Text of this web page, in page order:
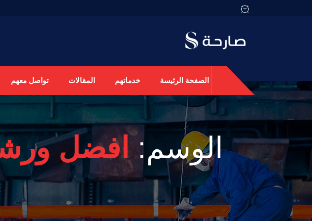
الصفحة الرئيسة خدماتهم المقالات تواصل معهم
الوسم: افضل